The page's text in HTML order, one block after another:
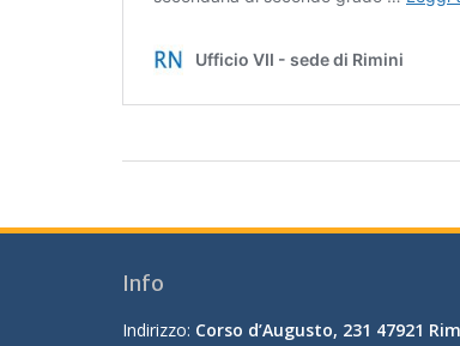
Info
Indirizzo: Corso d’Augusto, 231 47921